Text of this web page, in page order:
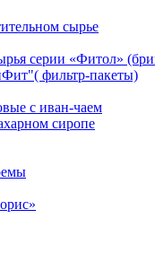
сырье
серии «Фитол»
фильтр-пакеты)
с иван-чаем
сиропе